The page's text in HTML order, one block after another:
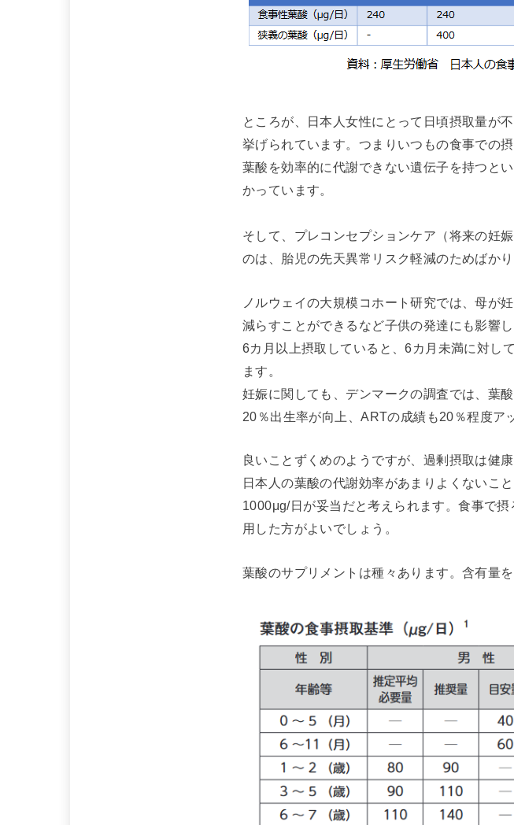
ところが、日本人女性にとって日頃摂取量が
挙げられています。つまりいつもの食事での
葉酸を効率的に代謝できない遺伝子を持つと
かっています。
そして、プレコンセプションケア（将来の妊
のは、胎児の先天異常リスク軽減のためばかり
ノルウェイの大規模コホート研究では、母が
減らすことができるなど子供の発達にも影響
6カ月以上摂取していると、6カ月未満に対し
ます。
妊娠に関しても、デンマークの調査では、葉
20％出生率が向上、ARTの成績も20％程度ア
良いことずくめのようですが、過剰摂取は健
日本人の葉酸の代謝効率があまりよくないこ
1000μg/日が妥当だと考えられます。食事で
用した方がよいでしょう。
葉酸のサプリメントは種々あります。含有量